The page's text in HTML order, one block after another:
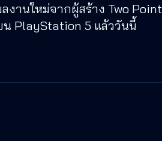
งานใหม่จากผู้สร้าง Two Point
น PlayStation 5 แล้ววันนี้